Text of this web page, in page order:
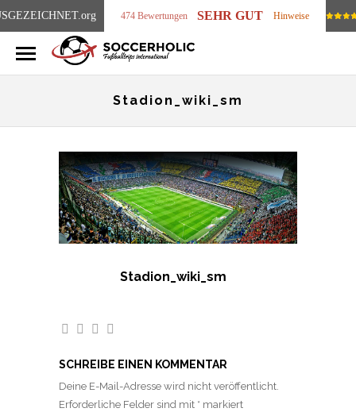
.org 474 Bewertungen SEHR GUT Hinweise
Stadion_wiki_sm
Stadion_wiki_sm
SCHREIBE EINEN KOMMENTAR
Deine E-Mail-Adresse wird nicht veröffentlicht.
Erforderliche Felder sind mit * markiert